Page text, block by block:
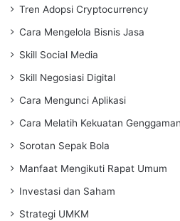
Tren Adopsi Cryptocurrency
Cara Mengelola Bisnis Jasa
Skill Social Media
Skill Negosiasi Digital
Cara Mengunci Aplikasi
Cara Melatih Kekuatan Genggaman
Sorotan Sepak Bola
Manfaat Mengikuti Rapat Umum
Investasi dan Saham
Strategi UMKM